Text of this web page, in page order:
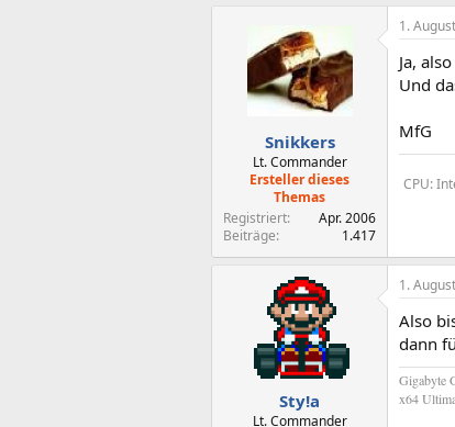
Snikkers
Lt. Commander
Ersteller dieses
Themas
Registriert
Apr. 2006
Beiträge
1.417
1.
Ja,
Und
MfG
CPU:
Sty!a
Lt. Commander
1.
Also
dann
Gigabyte
x64